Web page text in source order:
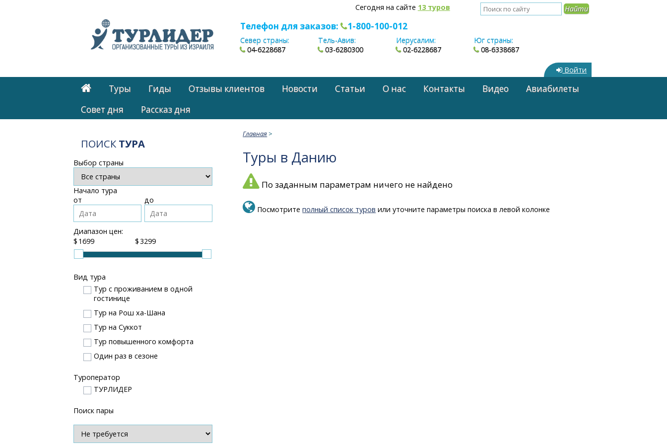
Сегодня на сайте 13 туров
Телефон для заказов: 1-800-100-012
Север страны:
04-6228687
Тель-Авив:
03-6280300
Иерусалим:
02-6228687
Юг страны:
08-6338687
Войти
Туры Гиды Отзывы клиентов Новости Статьи О нас Контакты Видео
Авиабилеты
Cовет дня
Рассказ дня
Главная >
Туры в Данию
По заданным параметрам ничего не найдено
Посмотритеполный список туров или уточните параметры поиска в левой колонке
ПОИСК ТУРА
Выбор страны
Начало тура
от
до
Диапазон цен:
$
$
Вид тура
Тур с проживанием в одной
гостинице
Тур на Рош ха-Шана
Тур на Суккот
Тур повышенного комфорта
Один раз в сезоне
Туроператор
ТУРЛИДЕР
Поиск пары